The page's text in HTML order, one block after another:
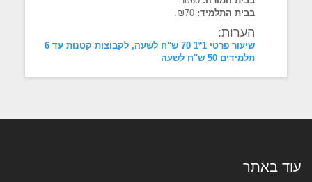
בבית התלמיד:
הערות:
שיעור פרטי 1*1 70 ש"ח לשעה, לקבוצות קטנות עד 6
תלמידים 50 ש"ח לשעה
עוד באתר